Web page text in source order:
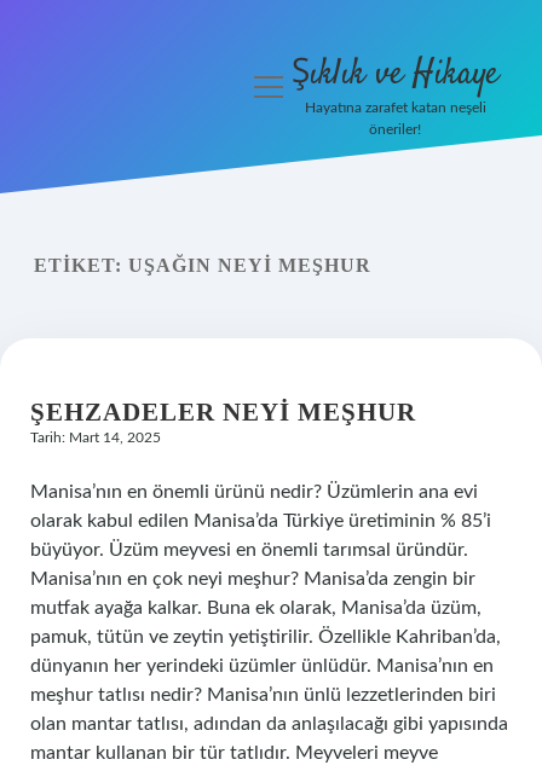
Olur
menüyüŞıklık ve Hikaye
Hayatına zarafet katan neşeli
öneriler!
ETIKET: UŞAĞIN NEYI MEŞHUR
ŞEHZADELER NEYI MEŞHUR
Tarih: Mart 14, 2025
Manisa’nın en önemli ürünü nedir? Üzümlerin ana evi
olarak kabul edilen Manisa’da Türkiye üretiminin % 85’i
büyüyor. Üzüm meyvesi en önemli tarımsal üründür.
Manisa’nın en çok neyi meşhur? Manisa’da zengin bir
mutfak ayağa kalkar. Buna ek olarak, Manisa’da üzüm,
pamuk, tütün ve zeytin yetiştirilir. Özellikle Kahriban’da,
dünyanın her yerindeki üzümler ünlüdür. Manisa’nın en
meşhur tatlısı nedir? Manisa’nın ünlü lezzetlerinden biri
olan mantar tatlısı, adından da anlaşılacağı gibi yapısında
mantar kullanan bir tür tatlıdır. Meyveleri meyve